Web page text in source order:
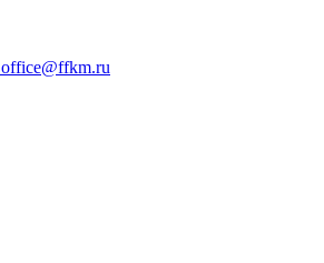
office@ffkm.ru